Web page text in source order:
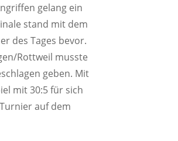
gelang ein
stand mit dem
des Tages bevor.
Rottweil musste
geben. Mit
mit 30:5 für sich
auf dem